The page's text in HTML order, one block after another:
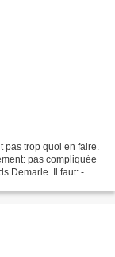
pas trop quoi en faire.
pas compliquée
Demarle. Il faut: -